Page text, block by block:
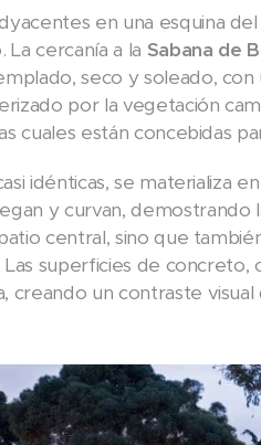
en una esquina del
cercanía a la Sabana de
seco y soleado,
por la vegetación
cuales están concebidas
idénticas, se materializa
y curvan, demostrando
central, sino que
Las superficies de
creando un contraste